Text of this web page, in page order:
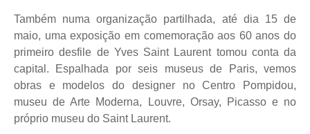
Também numa organização partilhada, até dia 15 de
maio, uma exposição em comemoração aos 60 anos do
primeiro desfile de Yves Saint Laurent tomou conta da
capital. Espalhada por seis museus de Paris, vemos
obras e modelos do designer no Centro Pompidou,
museu de Arte Moderna, Louvre, Orsay, Picasso e no
próprio museu do Saint Laurent.